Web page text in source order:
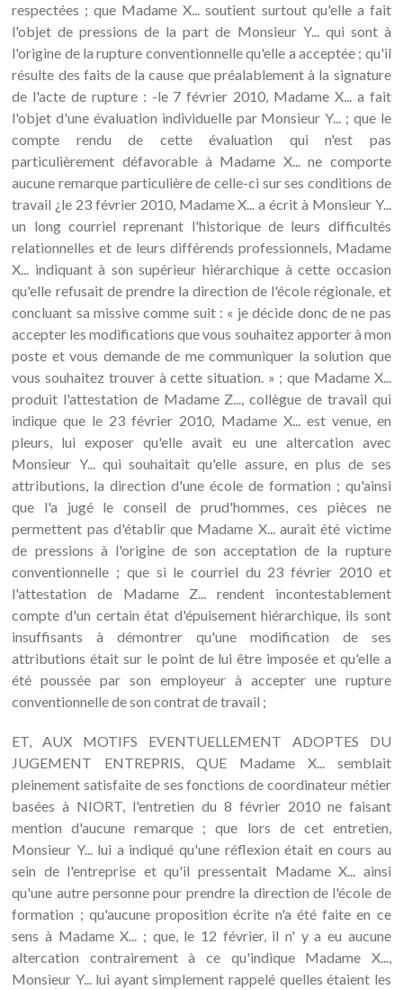
respectées ; que Madame X... soutient surtout qu'elle a fait
l'objet de pressions de la part de Monsieur Y... qui sont à
l'origine de la rupture conventionnelle qu'elle a acceptée ; qu'il
résulte des faits de la cause que préalablement à la signature
de l'acte de rupture : -le 7 février 2010, Madame X... a fait
l'objet d'une évaluation individuelle par Monsieur Y... ; que le
compte rendu de cette évaluation qui n'est pas
particulièrement défavorable à Madame X... ne comporte
aucune remarque particulière de celle-ci sur ses conditions de
travail ¿le 23 février 2010, Madame X... a écrit à Monsieur Y...
un long courriel reprenant l'historique de leurs difficultés
relationnelles et de leurs différends professionnels, Madame
X... indiquant à son supérieur hiérarchique à cette occasion
qu'elle refusait de prendre la direction de l'école régionale, et
concluant sa missive comme suit : « je décide donc de ne pas
accepter les modifications que vous souhaitez apporter à mon
poste et vous demande de me communiquer la solution que
vous souhaitez trouver à cette situation. » ; que Madame X...
produit l'attestation de Madame Z..., collègue de travail qui
indique que le 23 février 2010, Madame X... est venue, en
pleurs, lui exposer qu'elle avait eu une altercation avec
Monsieur Y... qui souhaitait qu'elle assure, en plus de ses
attributions, la direction d'une école de formation ; qu'ainsi
que l'a jugé le conseil de prud'hommes, ces pièces ne
permettent pas d'établir que Madame X... aurait été victime
de pressions à l'origine de son acceptation de la rupture
conventionnelle ; que si le courriel du 23 février 2010 et
l'attestation de Madame Z... rendent incontestablement
compte d'un certain état d'épuisement hiérarchique, ils sont
insuffisants à démontrer qu'une modification de ses
attributions était sur le point de lui être imposée et qu'elle a
été poussée par son employeur à accepter une rupture
conventionnelle de son contrat de travail ;
ET, AUX MOTIFS EVENTUELLEMENT ADOPTES DU
JUGEMENT ENTREPRIS, QUE Madame X... semblait
pleinement satisfaite de ses fonctions de coordinateur métier
basées à NIORT, l'entretien du 8 février 2010 ne faisant
mention d'aucune remarque ; que lors de cet entretien,
Monsieur Y... lui a indiqué qu'une réflexion était en cours au
sein de l'entreprise et qu'il pressentait Madame X... ainsi
qu'une autre personne pour prendre la direction de l'école de
formation ; qu'aucune proposition écrite n'a été faite en ce
sens à Madame X... ; que, le 12 février, il n' y a eu aucune
altercation contrairement à ce qu'indique Madame X...,
Monsieur Y... lui ayant simplement rappelé quelles étaient les